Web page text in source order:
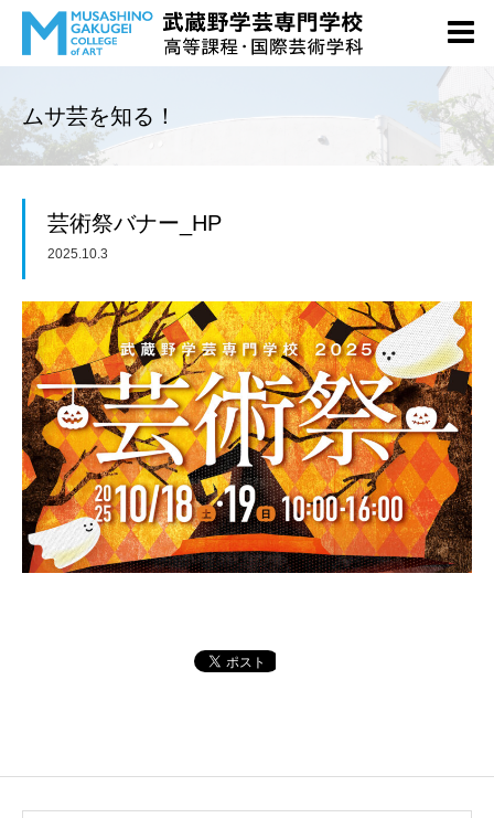
ムサ芸を知る！
芸術祭バナー_HP
2025.10.3